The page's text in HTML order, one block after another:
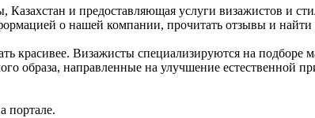
и предоставляющая услуги визажистов и
о нашей компании, прочитать отзывы и
красивее. Визажисты специализируются на подборе
образа, направленные на улучшение естественной
портале.